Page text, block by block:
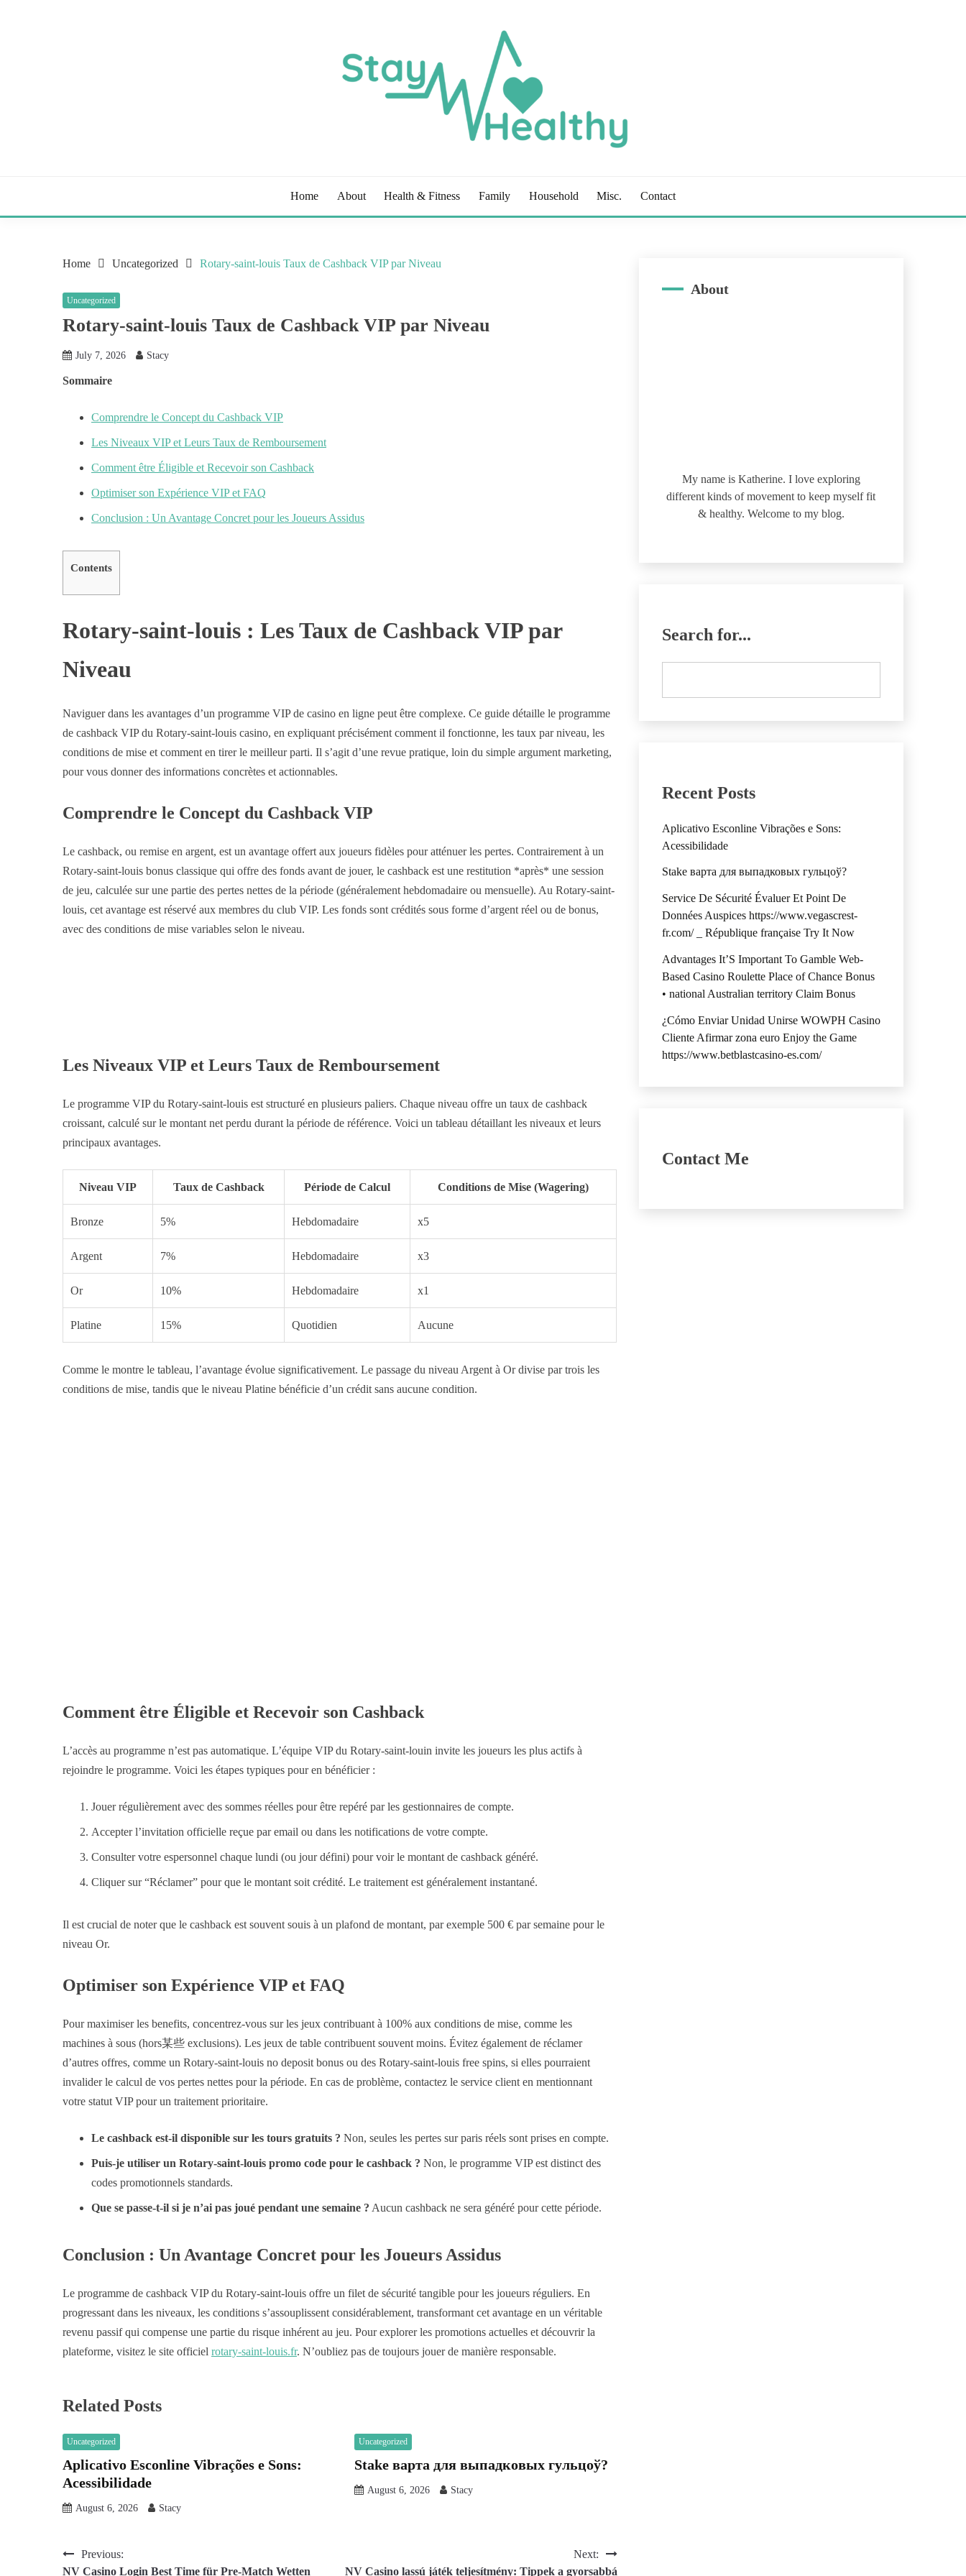
Home About Health & Fitness Family Household Misc. Contact
Home Uncategorized Rotary-saint-louis Taux de Cashback VIP par Niveau
Uncategorized
Rotary-saint-louis Taux de Cashback VIP par Niveau
July 7, 2026 Stacy
Sommaire
Comprendre le Concept du Cashback VIP
Les Niveaux VIP et Leurs Taux de Remboursement
Comment être Éligible et Recevoir son Cashback
Optimiser son Expérience VIP et FAQ
Conclusion : Un Avantage Concret pour les Joueurs Assidus
Contents
Rotary-saint-louis : Les Taux de Cashback VIP par
Niveau
Naviguer dans les avantages d’un programme VIP de casino en ligne peut être complexe. Ce guide détaille le programme
de cashback VIP du Rotary-saint-louis casino, en expliquant précisément comment il fonctionne, les taux par niveau, les
conditions de mise et comment en tirer le meilleur parti. Il s’agit d’une revue pratique, loin du simple argument marketing,
pour vous donner des informations concrètes et actionnables.
Comprendre le Concept du Cashback VIP
Le cashback, ou remise en argent, est un avantage offert aux joueurs fidèles pour atténuer les pertes. Contrairement à un
Rotary-saint-louis bonus classique qui offre des fonds avant de jouer, le cashback est une restitution *après* une session
de jeu, calculée sur une partie des pertes nettes de la période (généralement hebdomadaire ou mensuelle). Au Rotary-saint-
louis, cet avantage est réservé aux membres du club VIP. Les fonds sont crédités sous forme d’argent réel ou de bonus,
avec des conditions de mise variables selon le niveau.
Les Niveaux VIP et Leurs Taux de Remboursement
Le programme VIP du Rotary-saint-louis est structuré en plusieurs paliers. Chaque niveau offre un taux de cashback
croissant, calculé sur le montant net perdu durant la période de référence. Voici un tableau détaillant les niveaux et leurs
principaux avantages.
Niveau VIP Taux de Cashback Période de Calcul Conditions de Mise (Wagering)
Bronze 5% Hebdomadaire x5
Argent 7% Hebdomadaire x3
Or 10% Hebdomadaire x1
Platine 15% Quotidien Aucune
Comme le montre le tableau, l’avantage évolue significativement. Le passage du niveau Argent à Or divise par trois les
conditions de mise, tandis que le niveau Platine bénéficie d’un crédit sans aucune condition.
Comment être Éligible et Recevoir son Cashback
L’accès au programme n’est pas automatique. L’équipe VIP du Rotary-saint-louin invite les joueurs les plus actifs à
rejoindre le programme. Voici les étapes typiques pour en bénéficier :
Jouer régulièrement avec des sommes réelles pour être repéré par les gestionnaires de compte.
Accepter l’invitation officielle reçue par email ou dans les notifications de votre compte.
Consulter votre espersonnel chaque lundi (ou jour défini) pour voir le montant de cashback généré.
Cliquer sur “Réclamer” pour que le montant soit crédité. Le traitement est généralement instantané.
Il est crucial de noter que le cashback est souvent souis à un plafond de montant, par exemple 500 € par semaine pour le
niveau Or.
Optimiser son Expérience VIP et FAQ
Pour maximiser les benefits, concentrez-vous sur les jeux contribuant à 100% aux conditions de mise, comme les
machines à sous (hors某些 exclusions). Les jeux de table contribuent souvent moins. Évitez également de réclamer
d’autres offres, comme un Rotary-saint-louis no deposit bonus ou des Rotary-saint-louis free spins, si elles pourraient
invalider le calcul de vos pertes nettes pour la période. En cas de problème, contactez le service client en mentionnant
votre statut VIP pour un traitement prioritaire.
Le cashback est-il disponible sur les tours gratuits ? Non, seules les pertes sur paris réels sont prises en compte.
Puis-je utiliser un Rotary-saint-louis promo code pour le cashback ? Non, le programme VIP est distinct des
codes promotionnels standards.
Que se passe-t-il si je n’ai pas joué pendant une semaine ? Aucun cashback ne sera généré pour cette période.
Conclusion : Un Avantage Concret pour les Joueurs Assidus
Le programme de cashback VIP du Rotary-saint-louis offre un filet de sécurité tangible pour les joueurs réguliers. En
progressant dans les niveaux, les conditions s’assouplissent considérablement, transformant cet avantage en un véritable
revenu passif qui compense une partie du risque inhérent au jeu. Pour explorer les promotions actuelles et découvrir la
plateforme, visitez le site officiel rotary-saint-louis.fr. N’oubliez pas de toujours jouer de manière responsable.
Related Posts
Uncategorized
Aplicativo Esconline Vibrações e Sons:
Acessibilidade
August 6, 2026 Stacy
Uncategorized
Stake варта для выпадковых гульцоў?
August 6, 2026 Stacy
PostPrevious:
NV Casino Login Best Time für Pre-Match Wetten
Next:
NV Casino lassú játék teljesítmény: Tippek a gyorsabbá
About
My name is Katherine. I love exploring
different kinds of movement to keep myself fit
& healthy. Welcome to my blog.
Search for...
Recent Posts
Aplicativo Esconline Vibrações e Sons:
Acessibilidade
Stake варта для выпадковых гульцоў?
Service De Sécurité Évaluer Et Point De
Données Auspices https://www.vegascrest-
fr.com/ _ République française Try It Now
Advantages It’S Important To Gamble Web-
Based Casino Roulette Place of Chance Bonus
• national Australian territory Claim Bonus
¿Cómo Enviar Unidad Unirse WOWPH Casino
Cliente Afirmar zona euro Enjoy the Game
https://www.betblastcasino-es.com/
Contact Me